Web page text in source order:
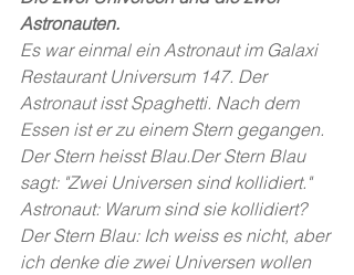
Astronauten.
Es war einmal ein Astronaut im Galaxi
Restaurant Universum 147. Der
Astronaut isst Spaghetti. Nach dem
Essen ist er zu einem Stern gegangen.
Der Stern heisst Blau.Der Stern Blau
sagt: "Zwei Universen sind kollidiert."
Astronaut: Warum sind sie kollidiert?
Der Stern Blau: Ich weiss es nicht, aber
ich denke die zwei Universen wollen